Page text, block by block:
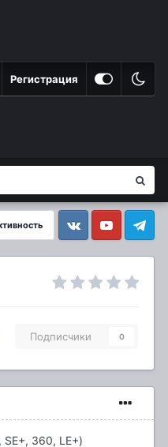
Регистрация
VkontakteYouTube Telegram
Подписчики 0
360, LE+)